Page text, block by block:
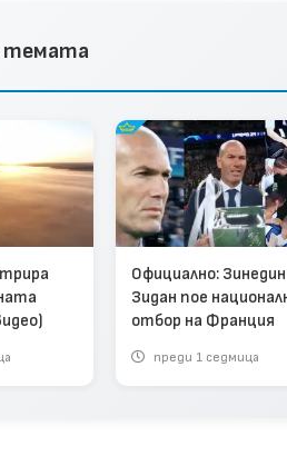
темата
Официално: Зинедин
Зидан пое
отбор на Франция
преди 1 седмица